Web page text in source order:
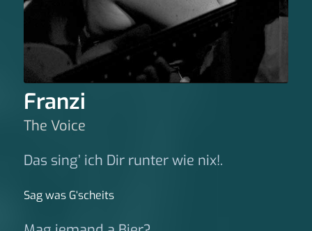
Franzi
The Voice
Das sing’ ich Dir runter wie nix!.
Sag was G‘scheits